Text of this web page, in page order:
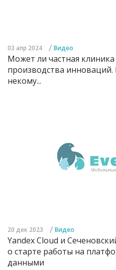
03 апр 2024 / Видео
Может ли частная
производства
некому...
20 дек 2023 / Видео
Yandex Cloud и
о старте работы на
данными